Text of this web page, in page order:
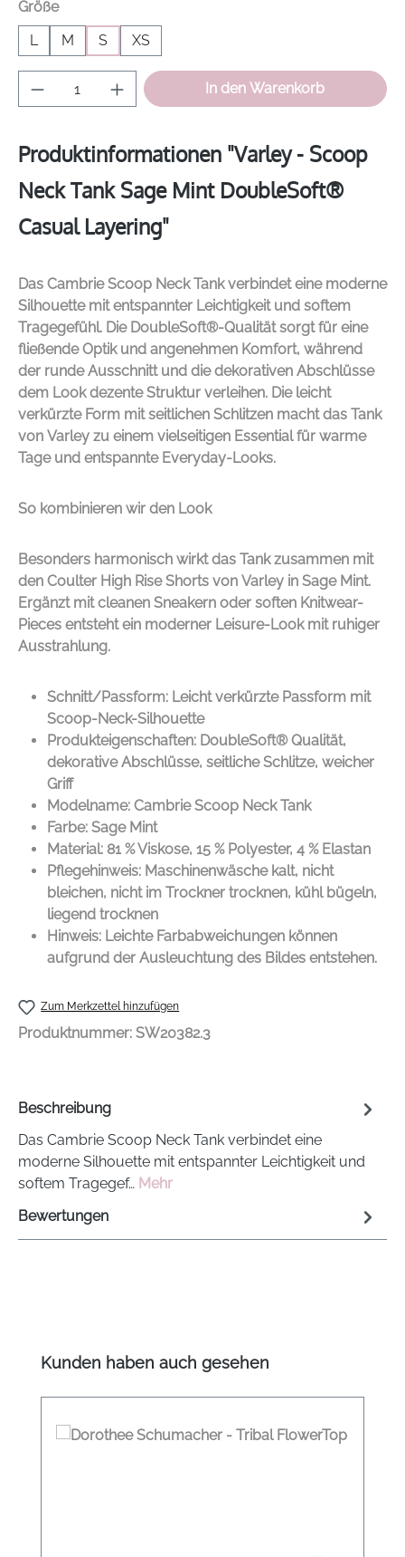
Größeauswählen
L
M S XS
Produkt Anzahl: Gib den gewünschten
In den Warenkorb
Produktinformationen "Varley - Scoop
Neck Tank Sage Mint DoubleSoft®
Casual Layering"
Das Cambrie Scoop Neck Tank verbindet eine moderne
Silhouette mit entspannter Leichtigkeit und softem
Tragegefühl. Die DoubleSoft®-Qualität sorgt für eine
fließende Optik und angenehmen Komfort, während
der runde Ausschnitt und die dekorativen Abschlüsse
dem Look dezente Struktur verleihen. Die leicht
verkürzte Form mit seitlichen Schlitzen macht das Tank
von Varley zu einem vielseitigen Essential für warme
Tage und entspannte Everyday-Looks.
So kombinieren wir den Look
Besonders harmonisch wirkt das Tank zusammen mit
den Coulter High Rise Shorts von Varley in Sage Mint.
Ergänzt mit cleanen Sneakern oder soften Knitwear-
Pieces entsteht ein moderner Leisure-Look mit ruhiger
Ausstrahlung.
Schnitt/Passform: Leicht verkürzte Passform mit
Scoop-Neck-Silhouette
Produkteigenschaften: DoubleSoft® Qualität,
dekorative Abschlüsse, seitliche Schlitze, weicher
Griff
Modelname: Cambrie Scoop Neck Tank
Farbe: Sage Mint
Material: 81 % Viskose, 15 % Polyester, 4 % Elastan
Pflegehinweis: Maschinenwäsche kalt, nicht
bleichen, nicht im Trockner trocknen, kühl bügeln,
liegend trocknen
Hinweis: Leichte Farbabweichungen können
aufgrund der Ausleuchtung des Bildes entstehen.
Zum Merkzettel hinzufügen
Produktnummer: SW20382.3
Beschreibung
Das Cambrie Scoop Neck Tank verbindet eine
moderne Silhouette mit entspannter Leichtigkeit und
softem Tragegef… Mehr
Bewertungen
Produktgalerie überspringen
Kunden haben auch gesehen